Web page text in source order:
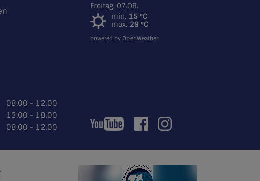
Freitag, 07.08.
min. 15 °C
max. 29 °C
powered by OpenWeather
08.00 - 12.00
13.00 - 18.00
08.00 - 12.00